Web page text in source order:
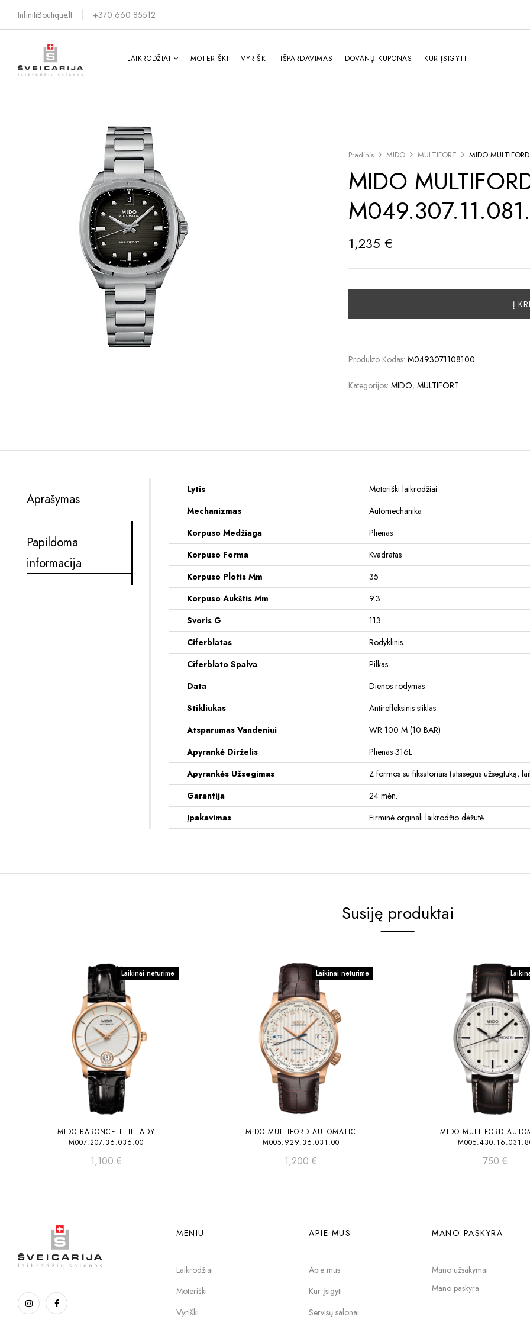
InfinitiBoutique.lt +370 660 85512
LAIKRODŽIAI MOTERIŠKI VYRIŠKI IŠPARDAVIMAS DOVANŲ KUPONAS KUR ĮSIGYTI
Pradinis MIDO MULTIFORT MIDO
MIDO
1,235 €
Į
Produkto Kodas: M0493071108100
Kategorijos: MIDO, MULTIFORT
Aprašymas
Papildoma
informacija
Lytis
Moteriški laikrodžiai
Mechanizmas
Automechanika
Korpuso Medžiaga
Plienas
Korpuso Forma
Kvadratas
Korpuso Plotis Mm
35
Korpuso Aukštis Mm
9.3
Svoris G
113
Ciferblatas
Rodyklinis
Ciferblato Spalva
Pilkas
Data
Dienos rodymas
Stikliukas
Antirefleksinis stiklas
Atsparumas Vandeniui
WR 100 M (10 BAR)
Apyrankė Dirželis
Plienas 316L
Apyrankės Užsegimas
Z formos su fiksatoriais (atsisegus užsegtuką,
Garantija
24 mėn.
Įpakavimas
Firminė orginali laikrodžio dėžutė
Susiję produktai
Laikinai neturime
MIDO BARONCELLI II LADY
M007.207.36.036.00
1,100 €
Laikinai neturime
MIDO MULTIFORD AUTOMATIC
M005.929.36.031.00
1,200 €
MIDO MULTIFORD
750 €
MENIU
Laikrodžiai
Moteriški
Vyriški
APIE MUS
Apie mus
Kur įsigyti
Servisų salonai
MANO PASKYRA
Mano užsakymai
Mano paskyra